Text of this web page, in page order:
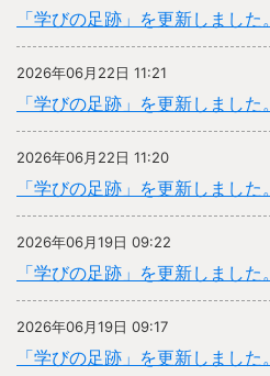
「学びの足跡」を更新しました。
2026年06月22日 11:21
「学びの足跡」を更新しました。
2026年06月22日 11:20
「学びの足跡」を更新しました。
2026年06月19日 09:22
「学びの足跡」を更新しました。
2026年06月19日 09:17
「学びの足跡」を更新しました。